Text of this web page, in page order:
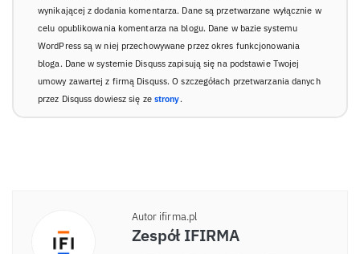
wynikającej z dodania komentarza. Dane są przetwarzane wyłącznie w
celu opublikowania komentarza na blogu. Dane w bazie systemu
WordPress są w niej przechowywane przez okres funkcjonowania
bloga. Dane w systemie Disquss zapisują się na podstawie Twojej
umowy zawartej z firmą Disquss. O szczegółach przetwarzania danych
przez Disquss dowiesz się ze strony.
Autor ifirma.pl
Zespół IFIRMA